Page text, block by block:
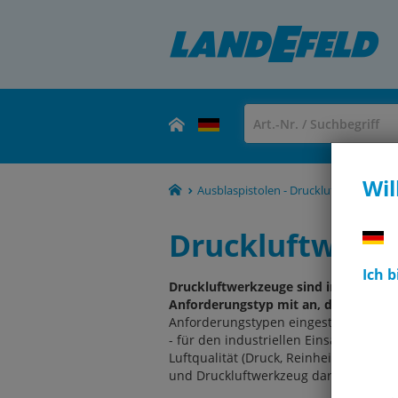
Ich
Ausblaspistolen - Druckluftwerkzeuge
Druckluftwerkzeuge sind in vielen,
Anforderungstyp mit an, damit Sie
Anforderungstypen eingestuft:
- für den industriellen Einsatz,
Luftqualität (Druck, Reinheit,
und Druckluftwerkzeug darf nicht zu